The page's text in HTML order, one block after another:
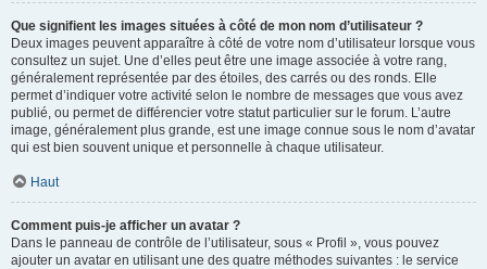
Que signifient les images situées à côté de mon nom d’utilisateur ?
Deux images peuvent apparaître à côté de votre nom d’utilisateur lorsque vous
consultez un sujet. Une d’elles peut être une image associée à votre rang,
généralement représentée par des étoiles, des carrés ou des ronds. Elle
permet d’indiquer votre activité selon le nombre de messages que vous avez
publié, ou permet de différencier votre statut particulier sur le forum. L’autre
image, généralement plus grande, est une image connue sous le nom d’avatar
qui est bien souvent unique et personnelle à chaque utilisateur.
Haut
Comment puis-je afficher un avatar ?
Dans le panneau de contrôle de l’utilisateur, sous « Profil », vous pouvez
ajouter un avatar en utilisant une des quatre méthodes suivantes : le service